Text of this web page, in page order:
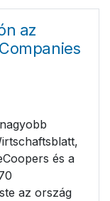
az
és a
az ország